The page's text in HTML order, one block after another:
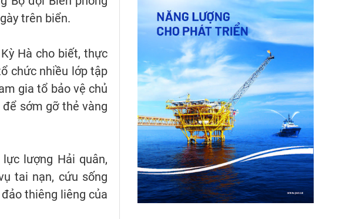
trên biển.
Hà cho biết, thực
chức nhiều lớp tập
gia tổ bảo vệ chủ
sớm gỡ thẻ vàng
lượng Hải quân,
tai nạn, cứu sống
thiêng liêng của